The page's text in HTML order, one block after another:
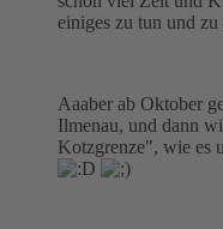
einiges zu tun und
Aaaber ab Oktober
Ilmenau, und dann
Kotzgrenze", wie es